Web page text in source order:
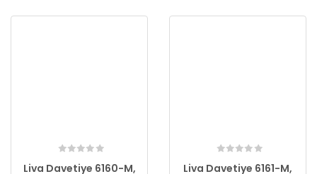
Liva Davetiye 6160-M, Liva Davetiye 6161-M,